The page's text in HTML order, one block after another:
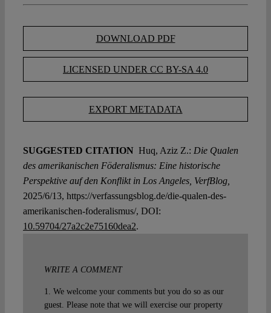
DOWNLOAD PDF
LICENSED UNDER CC BY-SA 4.0
EXPORT METADATA
SUGGESTED CITATION Huq, Aziz Z.: Die Qualen
des amerikanischen Föderalismus: Eine historische
Perspektive auf den Konflikt in Los Angeles, VerfBlog,
2025/6/13, https://verfassungsblog.de/die-qualen-des-
amerikanischen-foderalismus/, DOI:
10.59704/27a2c2e75160dea2.
WRITE A COMMENT
1. We welcome your comments but you do so as our
guest. Please note that we will exercise our property